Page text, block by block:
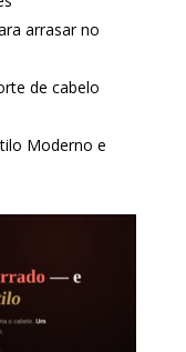
arrasar no
de cabelo
Moderno e